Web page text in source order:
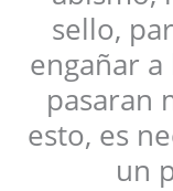
sello,
engañar
pasaran
esto, es
un